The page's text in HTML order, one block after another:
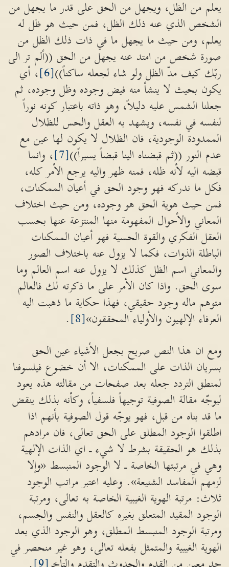
يعلم من الظل، ويجهل من الحق على قدر ما يجهل من
الشخص الذي عنه ذلك الظل، فمن حيث هو ظل له
يعلم، ومن حيث ما يجهل ما في ذات ذلك الظل من
صورة شخص من امتد عنه يجهل من الحق ((ألم تر الى
ربّك كيف مدّ الظل ولو شاء لجعله ساكناً))[6]
، أي
يكون بحيث لا ينشأ منه فيض وجوده وظل وجوده، ثم
جعلنا الشمس عليه دليلاً، وهو ذاته باعتبار كونه نوراً
لنفسه في نفسه، ويشهد به العقل والحس للظلال
الممدودة الوجودية، فان الظلال لا يكون لها عين مع
عدم النور ((ثم قبضناه الينا قبضاً يسيراً))[7]
، وانما
قبضه اليه لأنه ظله، فمنه ظهر واليه يرجع الأمر كله،
فكل ما ندركه فهو وجود الحق في أعيان الممكنات،
فمن حيث هوية الحق هو وجوده، ومن حيث اختلاف
المعاني والأحوال المفهومة منها المنتزعة عنها بحسب
العقل الفكري والقوة الحسية فهو أعيان الممكنات
الباطلة الذوات، فكما لا يزول عنه باختلاف الصور
والمعاني اسم الظل كذلك لا يزول عنه اسم العالم وما
سوى الحق. واذا كان الأمر على ما ذكرته لك فالعالم
متوهم ماله وجود حقيقي، فهذا حكاية ما ذهبت اليه
العرفاء الإلهيون والأولياء المحققون»[8]
.
ومع ان هذا النص صريح بجعل الأشياء عين الحق
بسريان الذات على الممكنات، الا أن خضوع فيلسوفنا
لمنطق التردد جعله بعد صفحات من مقالته هذه يعود
ليوجّه مقالة الصوفية توجيهاً فلسفياً، وكأنه بذلك ينقض
ما قد بناه من قبل، فهو يوجّه قول الصوفية بأنهم اذا
اطلقوا الوجود المطلق على الحق تعالى، فان مرادهم
بذلك هو الحقيقة بشرط لا شيء ـ اي الذات الإلهية
وهي في مرتبتها الخاصة ـ لا الوجود المنبسط «وإلا
لزمهم المفاسد الشنيعة». وعليه اعتبر مراتب الوجود
ثلاث: مرتبة الهوية الغيبية الخاصة به تعالى، ومرتبة
الوجود المقيد المتعلق بغيره كالعقل والنفس والجسم،
ومرتبة الوجود المنبسط المطلق، وهو الوجود الذي بعد
الهوية الغيبية والمتمثل بفعله تعالى، وهو غير منحصر في